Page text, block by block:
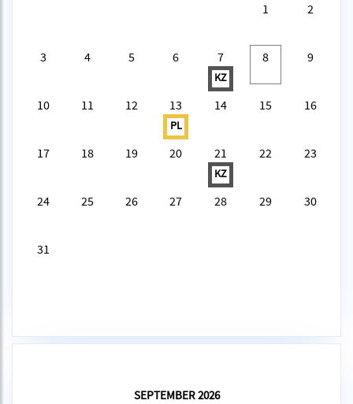
1 2
3 4 5 6 7
KZ
8 9
10 11 12 13
PL
14 15 16
17 18 19 20 21
KZ
22 23
24 25 26 27 28 29 30
31
SEPTEMBER 2026